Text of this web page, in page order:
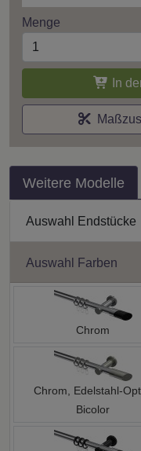
Menge
In
Weitere Modelle
Auswahl Endstücke
Auswahl Farben
Chrom
Chrom, Edelstahl-
Bicolor